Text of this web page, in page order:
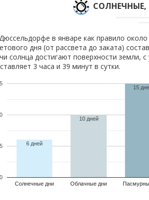
в январе как правило
дня (от рассвета до заката)
солнца достигают поверхности земли,
3 часа и 39 минут в сутки.
Солнечные дни Облачные дни
0
5 6 дней
10 дней
15